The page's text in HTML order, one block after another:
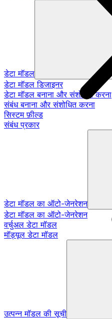
डेटा मॉडल
डेटा मॉडल डिजाइनर
डेटा मॉडल बनाना और संशोधित करना
संबंध बनाना और संशोधित करना
सिस्टम फ़ील्ड
संबंध प्रकार
डेटा मॉडल का ऑटो-जेनरेशन
डेटा मॉडल का ऑटो-जेनरेशन
वर्चुअल डेटा मॉडल
मॉड्यूल डेटा मॉडल
उत्पन्न मॉडल की सूची